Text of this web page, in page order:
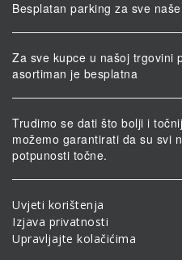
Besplatan parking za sve
Za sve kupce u našoj trgovini
asortiman je besplatna
Trudimo se dati što bolji i
možemo garantirati da su svi
potpunosti točne.
Uvjeti korištenja
Izjava privatnosti
Upravljajte kolačićima